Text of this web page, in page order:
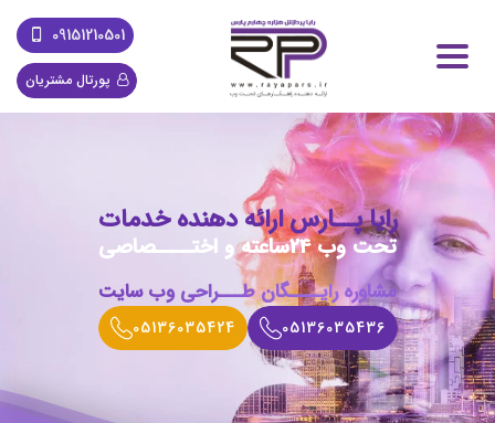
09151210501
پورتال مشتریان
رایاپــارسارائهدهنده خدمات
تحت وب 24ساعته و اختــــصاصی
مشاوره رایــــگان طـــراحی وب سایت
05136035436
05136035424